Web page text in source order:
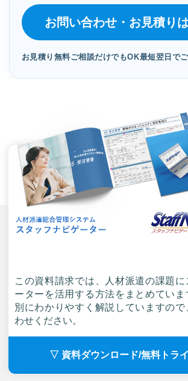
お問い合わせ・お見積り
お見積り無料ご相談だけでもOK最短翌日で
この資料請求では、人材派遣の課題
ーターを活用する方法をまとめてい
別にわかりやすく解説していますの
わせください。
▽ 資料ダウンロード/無料トラ